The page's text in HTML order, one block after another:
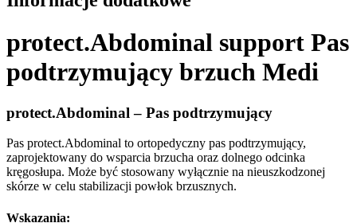
protect.Abdominal support Pas
podtrzymujący brzuch Medi
protect.Abdominal – Pas podtrzymujący
Pas protect.Abdominal to ortopedyczny pas podtrzymujący,
zaprojektowany do wsparcia brzucha oraz dolnego odcinka
kręgosłupa. Może być stosowany wyłącznie na nieuszkodzonej
skórze w celu stabilizacji powłok brzusznych.
Wskazania: